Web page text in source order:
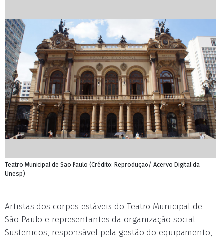
Teatro Municipal de São Paulo (Crédito: Reprodução/ Acervo Digital da
Unesp)
Artistas dos corpos estáveis do Teatro Municipal de
São Paulo e representantes da organização social
Sustenidos, responsável pela gestão do equipamento,